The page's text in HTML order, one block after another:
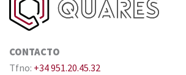
CONTACTO
Tfno: +34 951.20.45.32